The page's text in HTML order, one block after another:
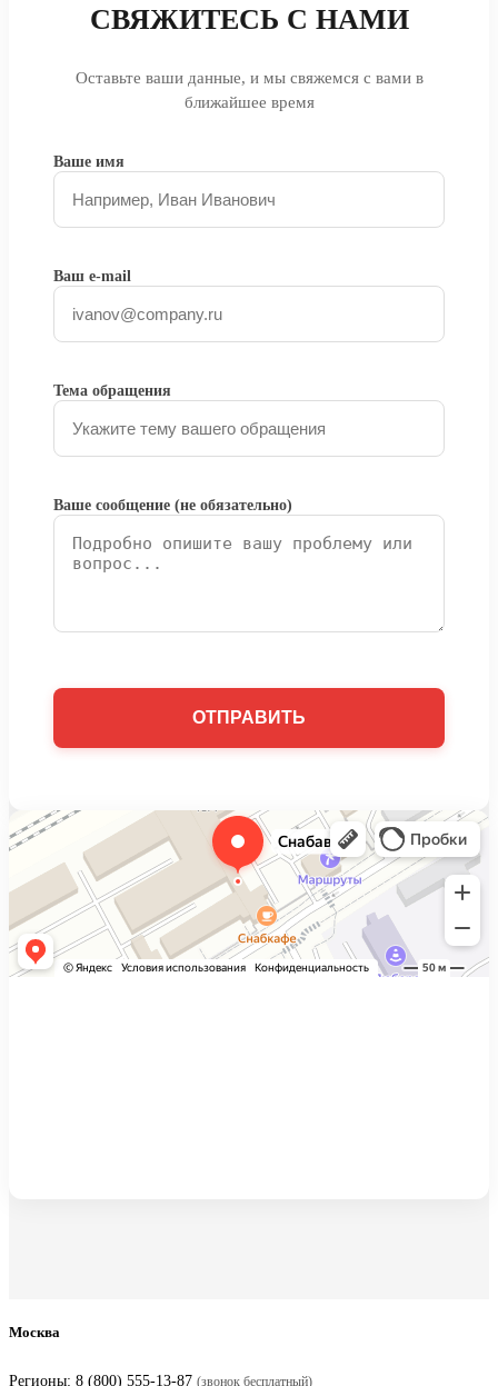
СВЯЖИТЕСЬ С НАМИ
Оставьте ваши данные, и мы свяжемся с вами в
ближайшее время
Ваше имя
Ваш e-mail
Тема обращения
Ваше сообщение (не обязательно)
Москва
Регионы: 8 (800) 555-13-87 (звонок бесплатный)